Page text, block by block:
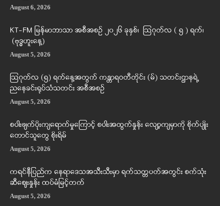
August 6, 2026
KT-FM မြန်မာဘာသာ အစီအစဉ် ၂၀၂၆ ခုနှစ်၊ ဩဂုတ်လ ( ၅ ) ရက်၊
(ဗုဒ္ဓဟူးနေ့)
August 5, 2026
ဩဂုတ်လ (၅) ရက်နေ့အတွက် ကန္တာရဝတီတိုင်း (မ်) သတင်းဌာနရဲ့
ညနေခင်းရုပ်သံသတင်း အစီအစဉ်
August 5, 2026
စပါးဖျက်ပိုးကျရောက်မှုကြောင့် စပါးအထွက်နှုန်း လျော့ကျမှာကို စိုက်ပျိုး
တောင်သူတွေ စိုးရိမ်
August 5, 2026
ကရင်နီပြည်က နေရာဒေသအသီးသီးမှာ ရက်သတ္တပတ်အတွင်း စက်သုံး
ဆီဈေးနှုန်း ထပ်မံမြင့်တက်
August 5, 2026